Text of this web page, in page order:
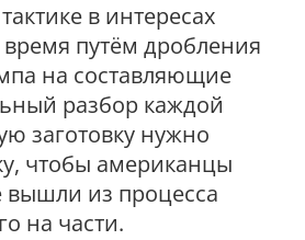
в интересах
время путём дробления
на составляющие
разбор каждой
заготовку нужно
чтобы американцы
вышли из процесса
на части.